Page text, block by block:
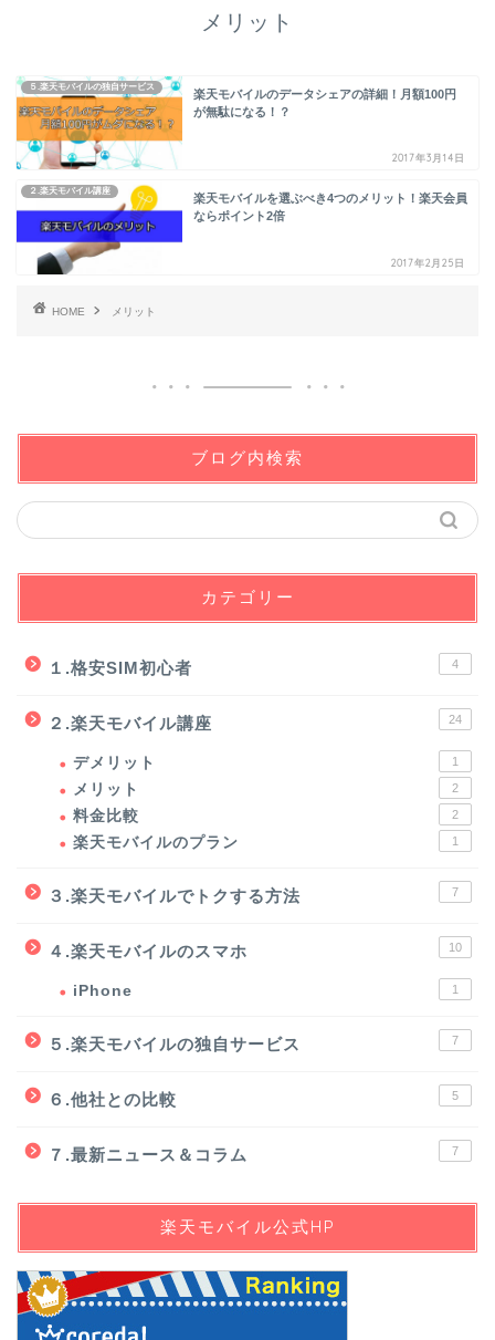
メリット
５.楽天モバイルの独自サービス
楽天モバイルのデータシェアの詳細！月額100円
が無駄になる！？
2017年3月14日
２.楽天モバイル講座
楽天モバイルを選ぶべき4つのメリット！楽天会員
ならポイント2倍
2017年2月25日
HOME メリット
ブログ内検索
カテゴリー
１.格安SIM初心者 4
２.楽天モバイル講座 24
デメリット 1
メリット 2
料金比較 2
楽天モバイルのプラン 1
３.楽天モバイルでトクする方法 7
４.楽天モバイルのスマホ 10
iPhone 1
５.楽天モバイルの独自サービス 7
６.他社との比較 5
７.最新ニュース＆コラム 7
楽天モバイル公式HP